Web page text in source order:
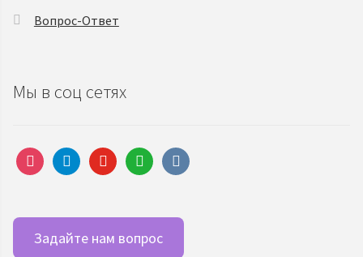
Вопрос-Ответ
Мы в соц сетях
instagramtelegramyoutubewhatsappvkontakte
Задайте нам вопрос